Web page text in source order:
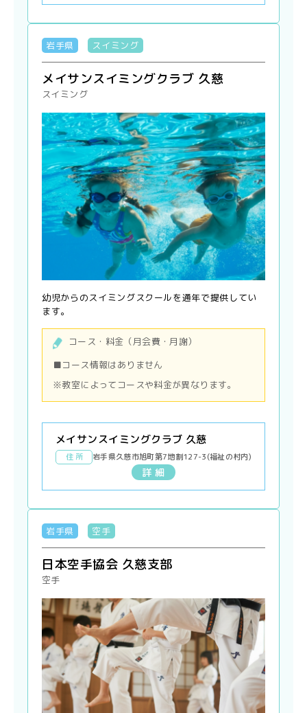
岩手県 スイミング
メイサンスイミングクラブ 久慈
スイミング
幼児からのスイミングスクールを通年で提供してい
ます。
コース・料金（月会費・月謝）
■コース情報はありません
※教室によってコースや料金が異なります。
メイサンスイミングクラブ 久慈
住 所 岩手県久慈市旭町第7地割127-3(福祉の村内)
詳 細
岩手県 空手
日本空手協会 久慈支部
空手